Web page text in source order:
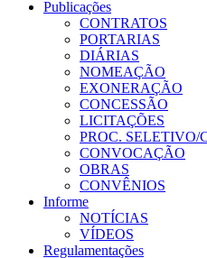
Publicações
CONTRATOS
PORTARIAS
DIÁRIAS
NOMEAÇÃO
EXONERAÇÃO
CONCESSÃO
LICITAÇÕES
PROC. SELETIVO/
CONVOCAÇÃO
OBRAS
CONVÊNIOS
Informe
NOTÍCIAS
VÍDEOS
Regulamentações